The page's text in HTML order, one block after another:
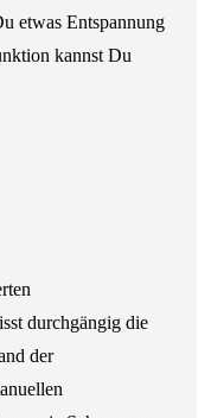
etwas Entspannung
kannst Du
durchgängig die
der